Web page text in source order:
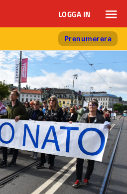
LOGGA IN
Prenumerera